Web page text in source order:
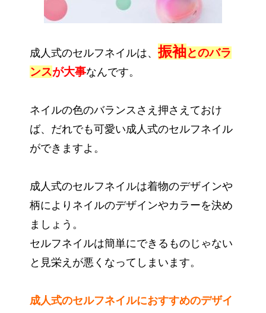
成人式のセルフネイルは、 振袖とのバラ
ンスが大事なんです。
ネイルの色のバランスさえ押さえておけ
ば、だれでも可愛い成人式のセルフネイル
ができますよ。
成人式のセルフネイルは着物のデザインや
柄によりネイルのデザインやカラーを決め
ましょう。
セルフネイルは簡単にできるものじゃない
と見栄えが悪くなってしまいます。
成人式のセルフネイルにおすすめのデザイ